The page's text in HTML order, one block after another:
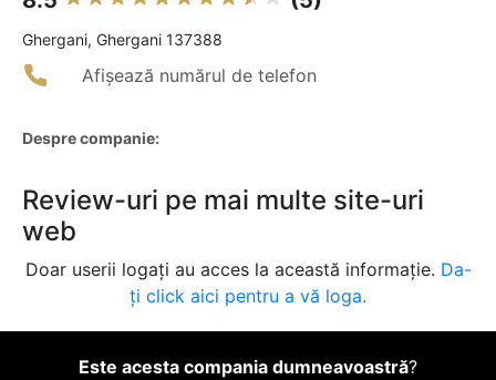
Ghergani, Ghergani 137388
Afișează numărul de telefon
Despre companie:
Review-uri pe mai multe site-uri
web
Doar userii logați au acces la această informație. Da-
ți click aici pentru a vă loga.
Este acesta compania dumneavoastră?